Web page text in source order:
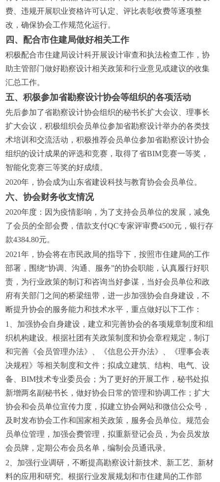
费、违规开展职业资格许可认定、评比表彰收费等逐项整
改，确保协会工作规范化运行。
四、配合市住建局做好相关工作
积极配合市住建局设计科开展设计审查和执法检查工作，协
助主管部门做好勘察设计相关政策和行业意见或建议的收集
汇总工作。
五、积极参加省勘察设计协会等组织的各项活动
先后参加了省勘察设计协会组织的秘书长扩大会议、理事长
扩大会议，积极组织会员单位参加省勘察设计举办的各类技
术培训和交流活动，积极推荐会员单位参加省勘察设计协会
组织的设计成果的评选和竞赛，取得了省BIM竞赛一等奖，
智能化竞赛三等奖的好成绩。
2020年，协会成为山东省建设科技与教育协会会员单位。
六、协会财务收支情况
2020年度：因为疫情影响，为了支持会员单位的发展，减免
了会员的全部会费，借款支付QC专家评审费4500元，银行存
款4384.80元。
2021年，协会将在市民政局的指导下，按照市住建局的工作
部署，围绕“协调、沟通、服务”的协会职能，认真履行好职
责，为行业政策的制订和咨询当好参谋，当好会员单位和政
府有关部门之间的桥梁纽带，进一步加强协会自身建设，不
断提升协会的服务能力和技术水平，重点做好以下工作：
1、加强协会自身建设，建立和完善协会的各项规章制度和组
织机构建设。根据社团有关政策制度和协会章程规定，制订
和完善《会员管理办法》、《信息公开办法》、《理事会表
决规程》等相关制度和文件；拟成立建筑、结构、电气、设
备、BIM技术专业委员会；为了更好的开展工作，秘书处拟
新增两名副秘书长，做好协会日常的管理和协调工作；扩大
协会和会员单位宣传力度，拟建立协会网站和微信公众号，
及时发布协会工作和国家相关政策，服务会员单位。规范会
员单位管理，加强会费管理，拟重新登记会员，为会员发放
会员牌，定期公布会员名单，编制会员通讯录。
2、加强行业调研，不断提高勘察设计新技术、新工艺、新材
料的应用和研究。根据行业发展规划和市住建局的工作部